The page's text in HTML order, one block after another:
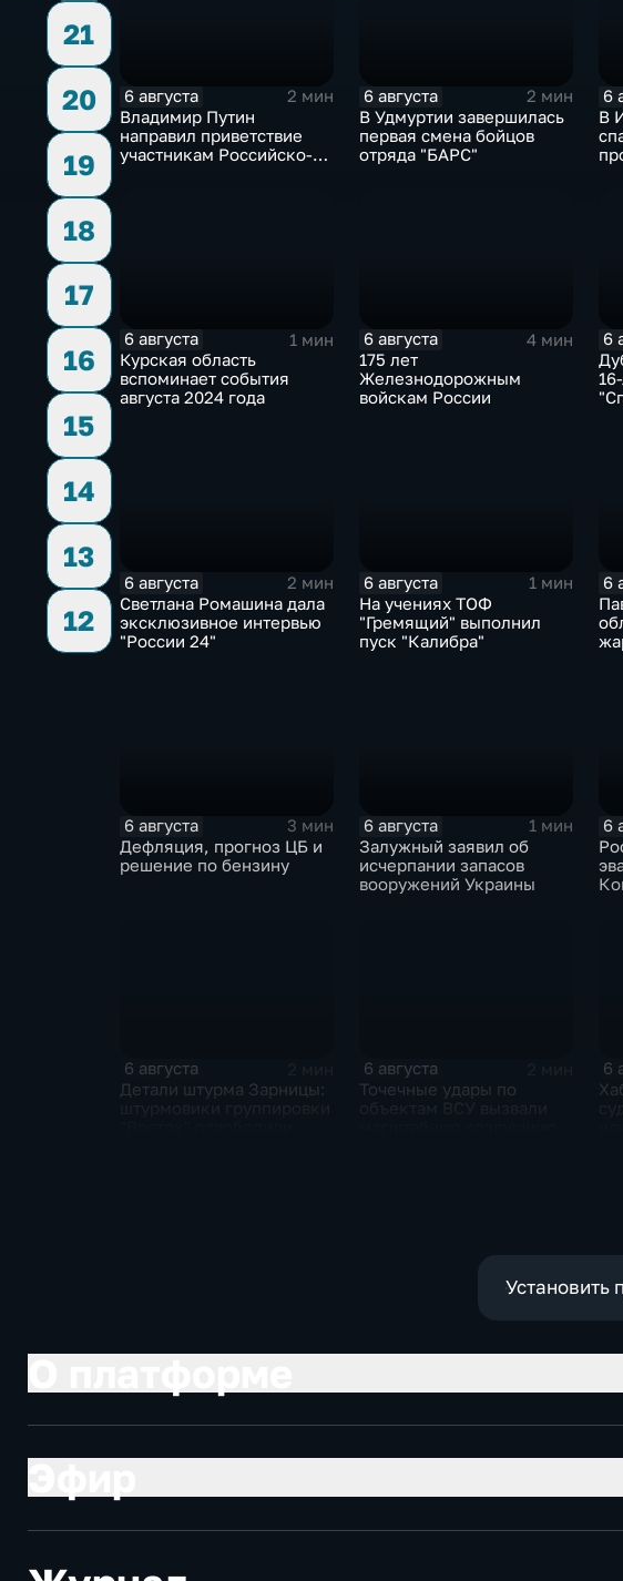
21
20
19
18
17
16
15
14
13
12
6 августа
2 мин
Владимир Путин
направил приветствие
участникам Российско-
6 августа
2 мин
В Удмуртии завершилась
первая смена бойцов
отряда "БАРС"
6
В
6 августа
1 мин
Курская область
вспоминает события
августа 2024 года
6 августа
4 мин
175 лет
Железнодорожным
войскам России
6
6 августа
2 мин
Светлана Ромашина дала
эксклюзивное интервью
"России 24"
6 августа
1 мин
На учениях ТОФ
"Гремящий" выполнил
пуск "Калибра"
6
6 августа
3 мин
Дефляция, прогноз ЦБ и
решение по бензину
6 августа
1 мин
Залужный заявил об
исчерпании запасов
вооружений Украины
6
6 августа
Детали штурма Зарницы:
6 августа
Точечные удары по
6
Установить